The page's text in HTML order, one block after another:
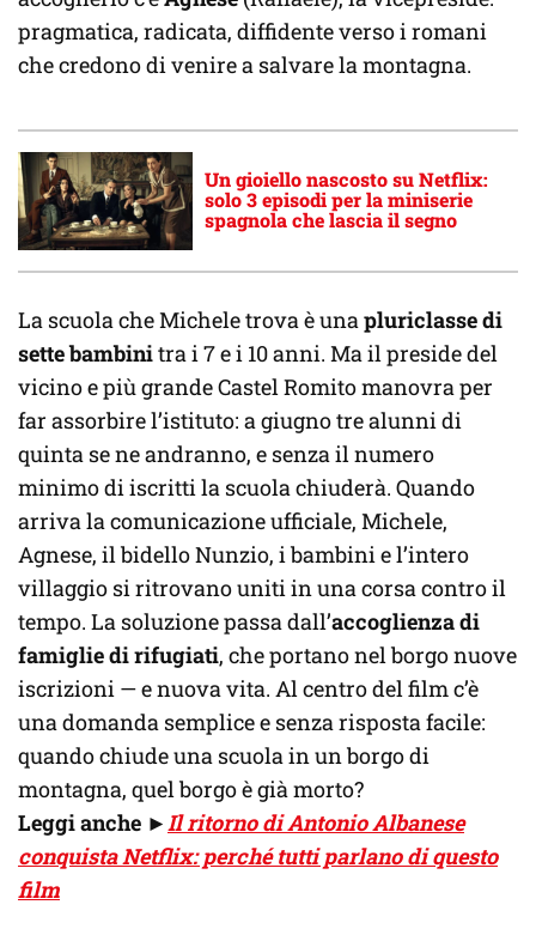
pragmatica, radicata, diffidente verso i romani
che credono di venire a salvare la montagna.
Un gioiello nascosto su Netflix:
solo 3 episodi per la miniserie
spagnola che lascia il segno
La scuola che Michele trova è unapluriclasse di
sette bambinitra i 7 e i 10 anni. Ma il preside del
vicino e più grande Castel Romito manovra per
far assorbire l’istituto: a giugno tre alunni di
quinta se ne andranno, e senza il numero
minimo di iscritti la scuola chiuderà. Quando
arriva la comunicazione ufficiale, Michele,
Agnese, il bidello Nunzio, i bambini e l’intero
villaggio si ritrovano uniti in una corsa contro il
tempo. La soluzione passa dall’accoglienza di
famiglie di rifugiati, che portano nel borgo nuove
iscrizioni — e nuova vita. Al centro del film c’è
una domanda semplice e senza risposta facile:
quando chiude una scuola in un borgo di
montagna, quel borgo è già morto?
Leggi anche ►Il ritorno di Antonio Albanese
conquista Netflix: perché tutti parlano di questo
film